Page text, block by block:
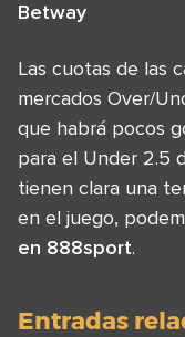
Betway
Las cuotas de las
mercados Over/
que habrá pocos
para el Under 2.5
tienen clara una
en el juego,
en 888sport.
Entradas